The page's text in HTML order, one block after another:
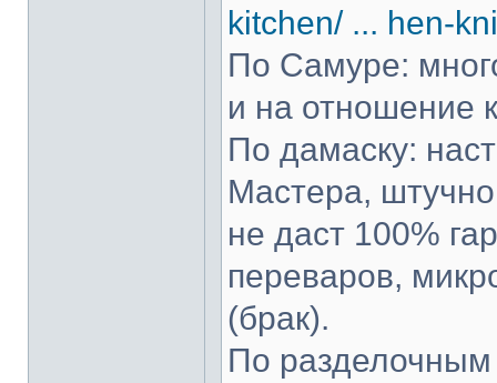
kitchen/ ... hen-
По Самуре:
и на отношение
По дамаску:
Мастера,
не даст 100%
переваров,
(брак).
По разделочным